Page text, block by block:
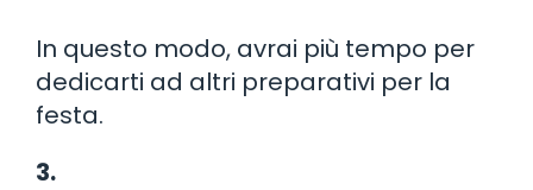
In questo modo, avrai più tempo per
dedicarti ad altri preparativi per la
festa.
3.